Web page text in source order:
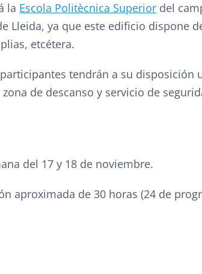
la Escola Politècnica Superior del
Lleida, ya que este edificio dispone
etcétera.
tendrán a su disposición
de descanso y servicio de
del 17 y 18 de noviembre.
aproximada de 30 horas (24 de